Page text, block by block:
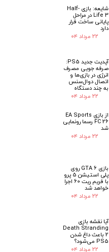
شایعه: بازی Half-
Life 3 در مراحل
پایانی ساخت قرار
دارد
۲۲ مرداد ۰۴
آپدیت جدید PS5:
صرفه جویی مصرف
انرژی در بازی‌ها و
اتصال دوال‌سنس
به چند دستگاه
۲۲ مرداد ۰۴
از بازی EA Sports
FC 26 رسما رونمایی
شد
۲۲ مرداد ۰۴
بازی GTA 6 روی
پلی استیشن 5 پرو
با فریم ریت 60 اجرا
خواهد شد
۲۲ مرداد ۰۴
آیا نقشه بازی
Death Stranding
2 باعث داغ شدن
PS5 می‌شود؟
۲۲ مرداد ۰۴